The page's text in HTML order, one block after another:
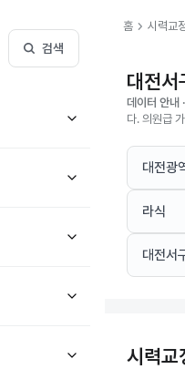
검색
홈 chevron_right 시력교
대전
데이터 안내 ·
다. 의원급
대전광
라식
대전서
시력교